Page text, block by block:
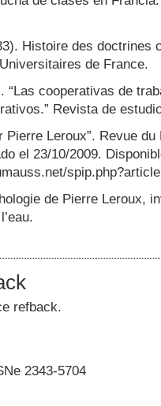
Histoire des doctrines
de France.
“Las cooperativas de
Revista de
Pierre Leroux”. Revue
el 23/10/2009.
de Pierre Leroux,
refback.
2343-5704